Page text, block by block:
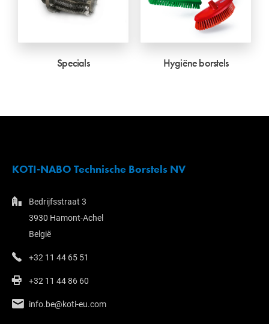
Specials Hygiëne borstels
KOTI-NABO Technische Borstels NV
Bedrijfsstraat 3
3930 Hamont-Achel
België
+32 11 44 65 51
+32 11 44 86 60
info.be@koti-eu.com